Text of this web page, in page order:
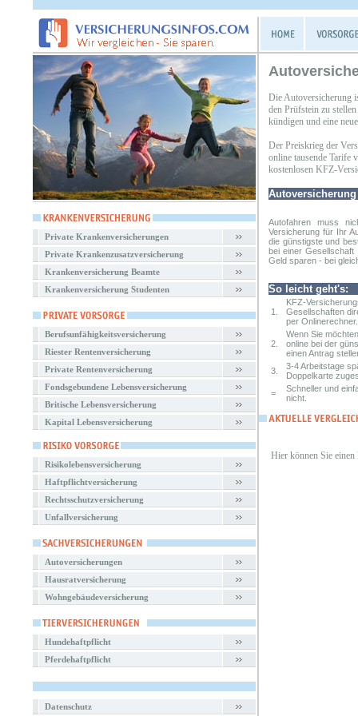
Private Krankenversicherungen
Private Krankenzusatzversicherung
Krankenversicherung Beamte
Krankenversicherung Studenten
Berufsunfähigkeitsversicherung
Riester Rentenversicherung
Private Rentenversicherung
Fondsgebundene Lebensversicherung
Britische Lebensversicherung
Kapital Lebensversicherung
Risikolebensversicherung
Haftpflichtversicherung
Rechtsschutzversicherung
Unfallversicherung
Autoversicherungen
Hausratversicherung
Wohngebäudeversicherung
Hundehaftpflicht
Pferdehaftpflicht
Datenschutz
Die Autoversicherung
den Prüfstein zu
kündigen und eine
Der Preiskrieg der
online tausende Tarife
kostenlosen KFZ-
Autofahren muss
Versicherung für Ihr
die günstigste und
bei einer
Geld sparen - bei
So leicht geht's:
1.
KFZ-
Gesellschaften
per Onlinerechner.
2.
Wenn Sie
online bei der
einen Antrag
3.
3-4 Arbeitstage
Doppelkarte
=
Schneller und
nicht.
Hier können Sie